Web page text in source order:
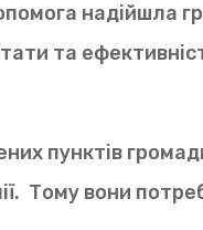
надійшла
та
пунктів
Тому вони